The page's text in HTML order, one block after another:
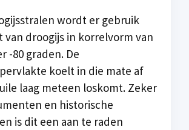
wordt er gebruik
van droogijs in korrelvorm van
-80 graden. De
koelt in die mate af
laag meteen loskomt. Zeker
en historische
is dit een aan te raden